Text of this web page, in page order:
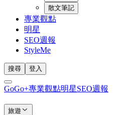
散文筆記
專業觀點
明星
SEO週報
StyleMe
搜尋 登入
GoGo+專業觀點明星SEO週報
旅遊